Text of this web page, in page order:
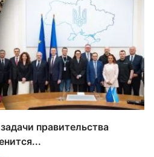
правительства